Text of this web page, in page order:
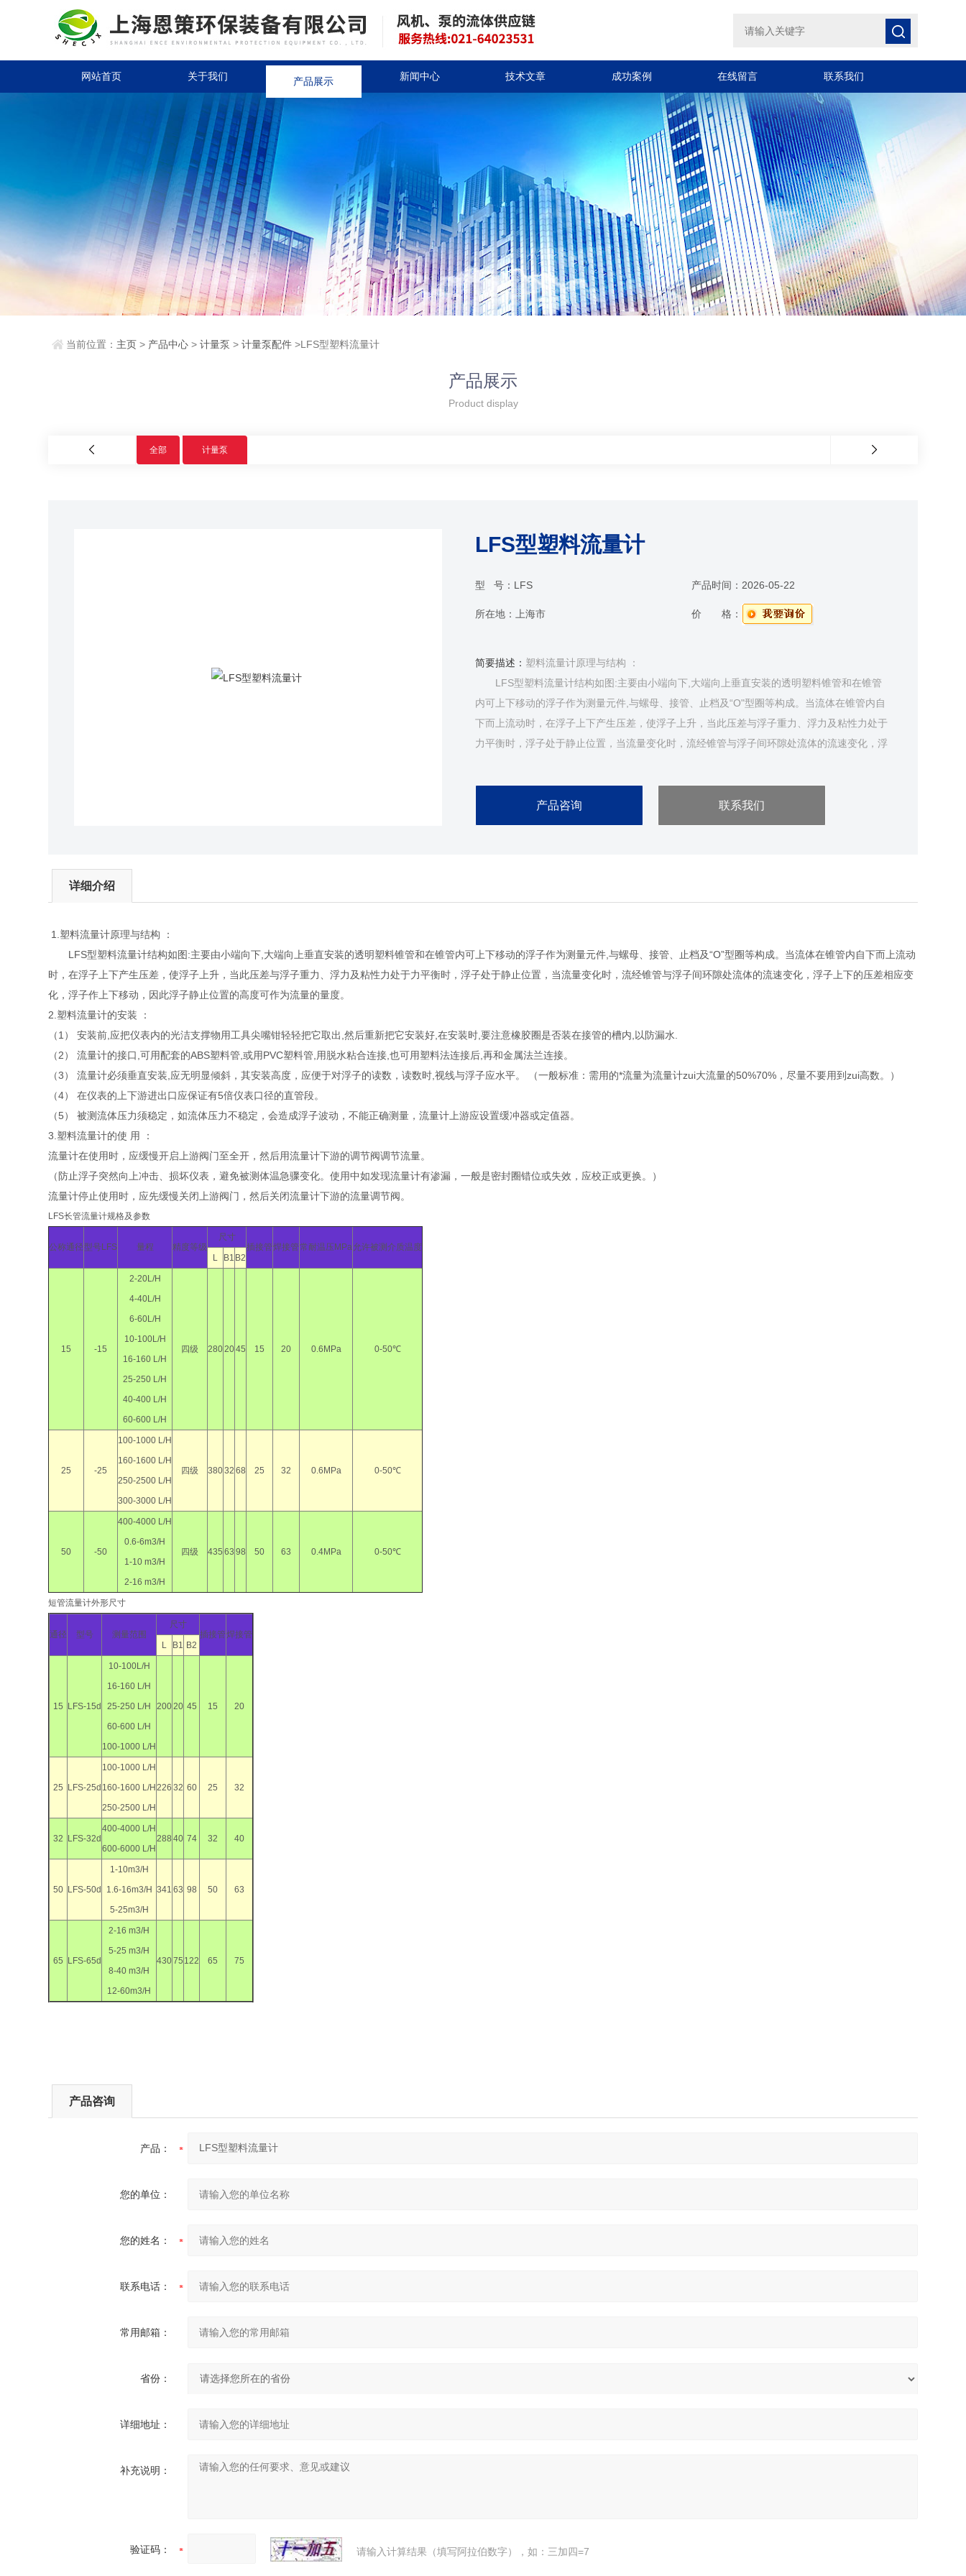
网站首页 关于我们 产品展示 新闻中心 技术文章 成功案例 在线留言 联系我们
当前位置： 主页 > 产品中心 >计量泵 >计量泵配件 >LFS型塑料流量计
产品展示
Product display
全部 计量泵
LFS型塑料流量计
型 号： LFS 产品时间： 2026-05-22
所在地： 上海市 价 格：
简要描述： 塑料流量计原理与结构 ：
LFS型塑料流量计结构如图:主要由小端向下,大端向上垂直安装的透明塑料锥管和在锥管
内可上下移动的浮子作为测量元件,与螺母、接管、止档及“O"型圈等构成。当流体在锥管内自
下而上流动时，在浮子上下产生压差，使浮子上升，当此压差与浮子重力、浮力及粘性力处于
力平衡时，浮子处于静止位置，当流量变化时，流经锥管与浮子间环隙处流体的流速变化，浮
产品咨询 联系我们
详细介绍
1.塑料流量计原理与结构 ：
LFS型塑料流量计结构如图:主要由小端向下,大端向上垂直安装的透明塑料锥管和在锥管内可上下移动的浮子作为测量元件,与螺母、接管、止档及“O”型圈等构成。当流体在锥管内自下而上流动
时，在浮子上下产生压差，使浮子上升，当此压差与浮子重力、浮力及粘性力处于力平衡时，浮子处于静止位置，当流量变化时，流经锥管与浮子间环隙处流体的流速变化，浮子上下的压差相应变
化，浮子作上下移动，因此浮子静止位置的高度可作为流量的量度。
2.塑料流量计的安装 ：
（1） 安装前,应把仪表内的光洁支撑物用工具尖嘴钳轻轻把它取出,然后重新把它安装好,在安装时,要注意橡胶圈是否装在接管的槽内,以防漏水.
（2） 流量计的接口,可用配套的ABS塑料管,或用PVC塑料管,用脱水粘合连接,也可用塑料法连接后,再和金属法兰连接。
（3） 流量计必须垂直安装,应无明显倾斜，其安装高度，应便于对浮子的读数，读数时,视线与浮子应水平。 （一般标准：需用的*流量为流量计zui大流量的50%70%，尽量不要用到zui高数。）
（4） 在仪表的上下游进出口应保证有5倍仪表口径的直管段。
（5） 被测流体压力须稳定，如流体压力不稳定，会造成浮子波动，不能正确测量，流量计上游应设置缓冲器或定值器。
3.塑料流量计的使 用 ：
流量计在使用时，应缓慢开启上游阀门至全开，然后用流量计下游的调节阀调节流量。
（防止浮子突然向上冲击、损坏仪表，避免被测体温急骤变化。使用中如发现流量计有渗漏，一般是密封圈错位或失效，应校正或更换。）
流量计停止使用时，应先缓慢关闭上游阀门，然后关闭流量计下游的流量调节阀。
LFS长管流量计规格及参数
公称通径型号LFS 量程 精度等级
尺寸
插接管焊接管常耐温压MPa允许被测介质温度
L
B1 B2
15 -15
2-20L/H
4-40L/H
6-60L/H
10-100L/H
16-160 L/H
25-250 L/H
40-400 L/H
60-600 L/H
四级 2802045 15 20 0.6MPa 0-50℃
25 -25
100-1000 L/H
160-1600 L/H
250-2500 L/H
300-3000 L/H
四级 38032 68 25 32 0.6MPa 0-50℃
50 -50
400-4000 L/H
0.6-6m3/H
1-10 m3/H
2-16 m3/H
四级 435 63 98 50 63 0.4MPa 0-50℃
短管流量计外形尺寸
通径 型号 测量范围
尺寸
插接管焊接管
L
B1 B2
15 LFS-15d
10-100L/H
16-160 L/H
25-250 L/H
60-600 L/H
100-1000 L/H
20020 45 15 20
25 LFS-25d
100-1000 L/H
160-1600 L/H
250-2500 L/H
226 32 60 25 32
32 LFS-32d
400-4000 L/H
600-6000 L/H
288 40 74 32 40
50 LFS-50d
1-10m3/H
1.6-16m3/H
5-25m3/H
341 63 98 50 63
65 LFS-65d
2-16 m3/H
5-25 m3/H
8-40 m3/H
12-60m3/H
43075 122 65 75
产品咨询
产品：
您的单位：
您的姓名：
联系电话：
常用邮箱：
省份：
详细地址：
补充说明：
验证码： 请输入计算结果（填写阿拉伯数字），如：三加四=7